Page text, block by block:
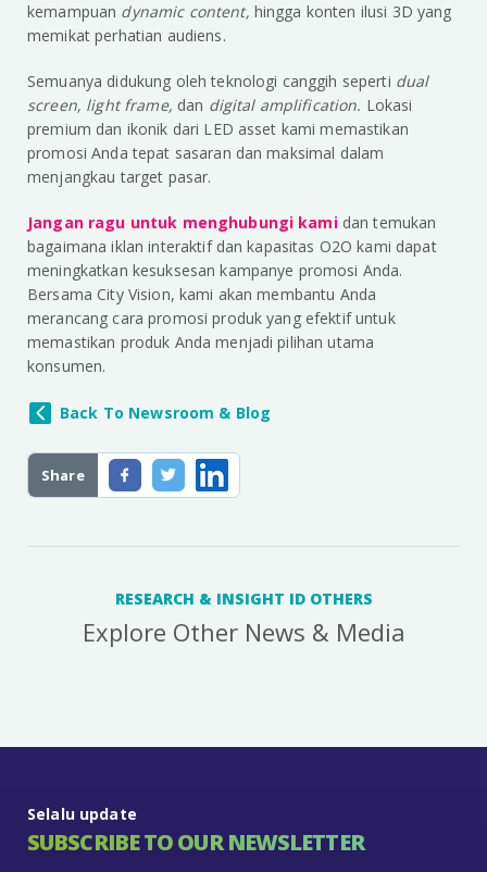
Share
kemampuan dynamic content, hingga konten ilusi 3D yang
memikat perhatian audiens.
Semuanya didukung oleh teknologi canggih seperti dual
screen, light frame, dan digital amplification. Lokasi
premium dan ikonik dari LED asset kami memastikan
promosi Anda tepat sasaran dan maksimal dalam
menjangkau target pasar.
Jangan ragu untuk menghubungi kamidan temukan
bagaimana iklan interaktif dan kapasitas O2O kami dapat
meningkatkan kesuksesan kampanye promosi Anda.
Bersama City Vision, kami akan membantu Anda
merancang cara promosi produk yang efektif untuk
memastikan produk Anda menjadi pilihan utama
konsumen.
Back To Newsroom & Blog
RESEARCH & INSIGHT ID OTHERS
Explore Other News & Media
Selalu update
SUBSCRIBE TO OUR NEWSLETTER